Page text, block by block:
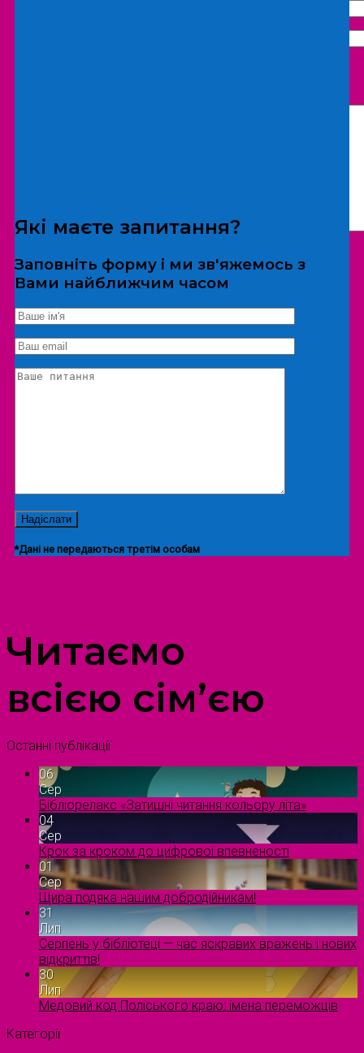
*Дані не передаються третім особам
Екскурсія/локація
Які маєте запитання?
Заповніть форму і ми зв'яжемось з
Вами найближчим часом
*Дані не передаються третім особам
Читаємо
всією сім’єю
Останні публікації
06
Сер
Бібліорелакс «Затишні читання кольору літа»
04
Сер
Крок за кроком до цифрової впевненості
01
Сер
Щира подяка нашим добродійникам!
31
Лип
Серпень у бібліотеці — час яскравих вражень і нових
відкриттів!
30
Лип
Медовий код Поліського краю: імена переможців
Категорії